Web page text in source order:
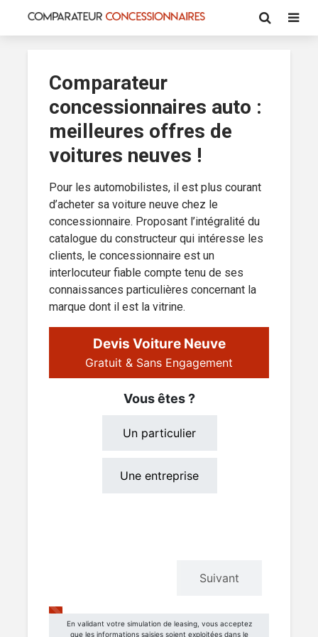
Comparateur
concessionnaires auto :
meilleures offres de
voitures neuves !
Pour les automobilistes, il est plus courant
d’acheter sa voiture neuve chez le
concessionnaire. Proposant l’intégralité du
catalogue du constructeur qui intéresse les
clients, le concessionnaire est un
interlocuteur fiable compte tenu de ses
connaissances particulières concernant la
marque dont il est la vitrine.